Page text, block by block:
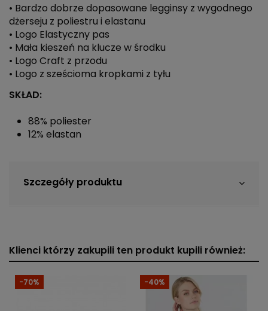
• Bardzo dobrze dopasowane legginsy z wygodnego
dżerseju z poliestru i elastanu
• Logo Elastyczny pas
• Mała kieszeń na klucze w środku
• Logo Craft z przodu
• Logo z sześcioma kropkami z tyłu
SKŁAD:
88% poliester
12% elastan
Szczegóły produktu
Klienci którzy zakupili ten produkt kupili również:
-70% -40%